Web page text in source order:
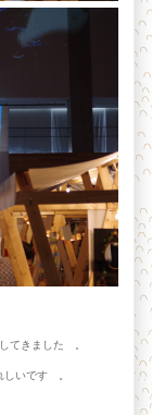
てきました 。
しいです 。